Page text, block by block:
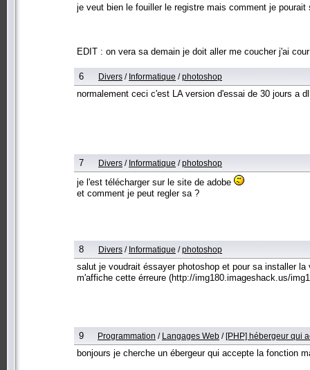
je veut bien le fouiller le registre mais comment je
EDIT : on vera sa demain je doit aller me coucher j'ai
6 Divers / Informatique /photoshop
normalement ceci c'est LA version d'essai de 30 jours a
7 Divers / Informatique /photoshop
je l'est télécharger sur le site de adobe
et comment je peut regler sa ?
8 Divers / Informatique /photoshop
salut je voudrait éssayer photoshop et pour sa installer
m'affiche cette érreure (http://img180.imageshack.us/
9 Programmation / Langages Web /[PHP] hébergeur qui
bonjours je cherche un ébergeur qui accepte la fonction